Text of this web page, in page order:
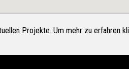
Projekte. Um mehr zu erfahren